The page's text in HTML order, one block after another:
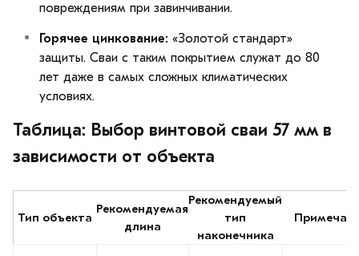
повреждениям при завинчивании.
Горячее цинкование: «Золотой стандарт»
защиты. Сваи с таким покрытием служат до 80
лет даже в самых сложных климатических
условиях.
Таблица: Выбор винтовой сваи 57 мм в
зависимости от объекта
Тип объекта
Рекомендуемая
длина
Рекомендуемый
тип
наконечника